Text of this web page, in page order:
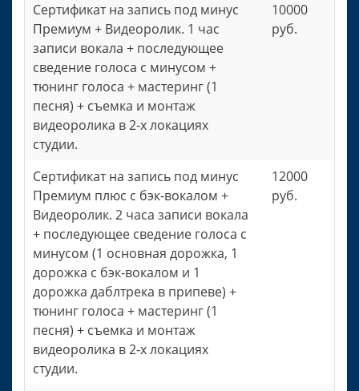
Сертификат на запись под минус
Премиум + Видеоролик. 1 час
записи вокала + последующее
сведение голоса с минусом +
тюнинг голоса + мастеринг (1
песня) + съемка и монтаж
видеоролика в 2-х локациях
студии.
10000
руб.
Сертификат на запись под минус
Премиум плюс с бэк-вокалом +
Видеоролик. 2 часа записи вокала
+ последующее сведение голоса с
минусом (1 основная дорожка, 1
дорожка с бэк-вокалом и 1
дорожка даблтрека в припеве) +
тюнинг голоса + мастеринг (1
песня) + съемка и монтаж
видеоролика в 2-х локациях
студии.
12000
руб.